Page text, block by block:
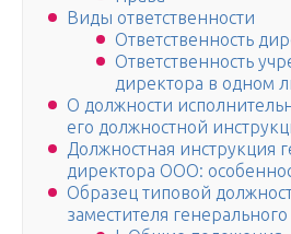
Виды ответственности
Ответственность
Ответственность
директора в одном
О должности
его должностной
Должностная инструкция
директора ООО:
Образец типовой
заместителя